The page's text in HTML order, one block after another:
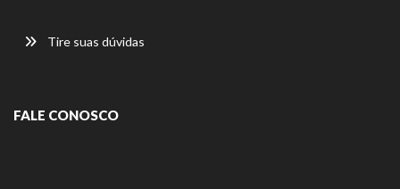
Tire suas dúvidas
FALE CONOSCO